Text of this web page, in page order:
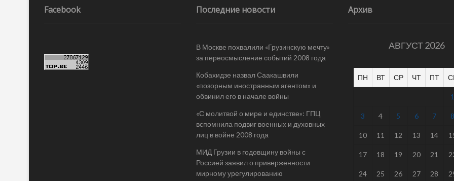
записям
Facebook Последние новости
В Москве похвалили «Грузинскую мечту»
за переосмысление событий 2008 года
Кобахидзе назвал Саакашвили
«позорным иностранным агентом» и
обвинил его в начале войны
«С молитвой о мире и единстве»: ГПЦ
вспомнила подвиг военных и духовных
лиц в войне 2008 года
МИД Грузии в годовщину войны с
Россией заявил о приверженности
мирному урегулированию
Архив
АВГУСТ 2026
ПН ВТ СР ЧТ ПТ
1
3 4 5 6 7 8
10 11 12 13 14
17 18 19 20 21
24 25 26 27 28